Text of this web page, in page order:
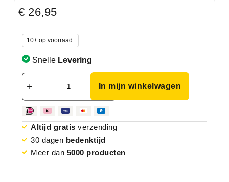
€ 26,95
10+ op voorraad.
Snelle Levering
In mijn winkelwagen
Altijd gratis verzending
30 dagen bedenktijd
Meer dan 5000 producten